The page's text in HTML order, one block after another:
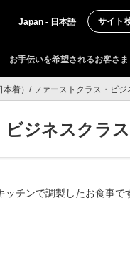
Japan - 日本語 サイト
お手伝いを希望されるお客さま
着）/ ファーストクラス・ビジ
ビジネスクラス
チンで調製したお食事で